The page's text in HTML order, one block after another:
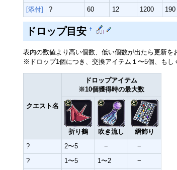
[添付]
? 60 12 1200 190
ドロップ目安 †
表内の数値より高い個数、低い個数が出たら更新を
※ドロップ1個につき、交換アイテム１〜5個、もし
クエスト名
ドロップアイテム
※10個獲得時の最大数
折り鶴 吹き流し
網飾り
?
2〜5 −
−
?
1〜5 1〜2
−